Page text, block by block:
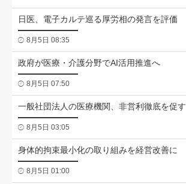
日医、電子カルテ巡る厚労相の発言を評価
8月5日 08:35
政府が医療・介護分野でAI活用推進へ
8月5日 07:50
一般社団法人の医療機関、非営利徹底を促す
8月5日 03:05
身体的拘束最小化の取り組みを経営改善に
8月5日 01:00